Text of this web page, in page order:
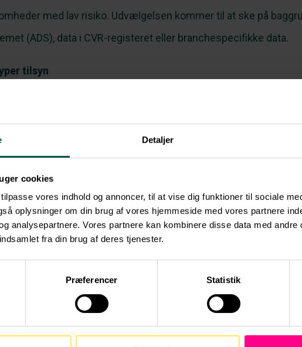
Detaljer
cookies
vores indhold og annoncer, til at vise dig funktioner til sociale
oplysninger om din brug af vores hjemmeside med vores partnere
analysepartnere. Vores partnere kan kombinere disse data med andre
fra din brug af deres tjenester.
Præferencer Statistik
med lav risiko. Udvælgelsen kommer til at ske på
(ADS), data i CVR-registeret eller branchespecifikke data.
tilsyn
for det administrative affaldstilsyn med virksomheden, hvor
eller Miljøstyrelsen. Uanset tilsynstype er det
udtrækkes alene til administrativt tilsyn eller udpeges til
administrative. Der vil dog også være virksomheder, der får
administrative affaldstilsyn.
selv for at få udført begge typer affaldstilsyn. Grunden til